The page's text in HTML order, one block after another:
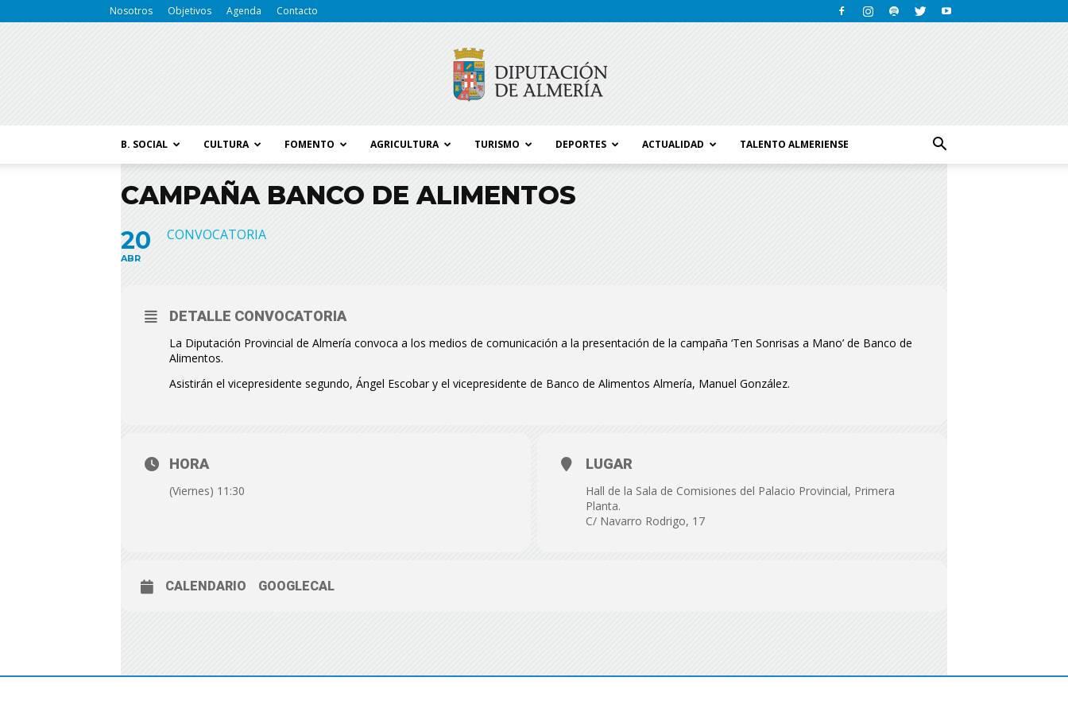
Nosotros Objetivos Agenda Contacto
Almería
B. SOCIAL CULTURA FOMENTO AGRICULTURA TURISMO DEPORTES ACTUALIDAD TALENTO ALMERIENSE
CAMPAÑA BANCO DE ALIMENTOS
20
ABR
CONVOCATORIA
DETALLE CONVOCATORIA
La Diputación Provincial de Almería convoca a los medios de comunicación a la presentación de la campaña ‘Ten Sonrisas a Mano’ de Banco de
Alimentos.
Asistirán el vicepresidente segundo, Ángel Escobar y el vicepresidente de Banco de Alimentos Almería, Manuel González.
HORA
(Viernes) 11:30
LUGAR
Hall de la Sala de Comisiones del Palacio Provincial, Primera
Planta.
C/ Navarro Rodrigo, 17
CALENDARIO GOOGLECAL